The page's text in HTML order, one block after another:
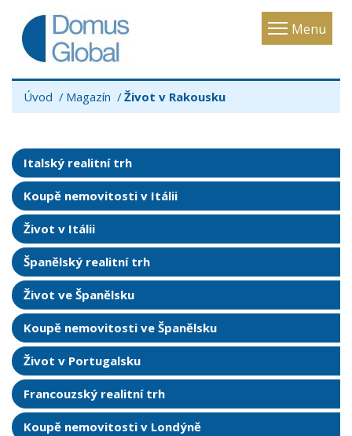
Menu
Toggle
Úvod Magazín Život v Rakousku
Italský realitní trh
Koupě nemovitosti v Itálii
Život v Itálii
Španělský realitní trh
Život ve Španělsku
Koupě nemovitosti ve Španělsku
Život v Portugalsku
Francouzský realitní trh
Koupě nemovitosti v Londýně